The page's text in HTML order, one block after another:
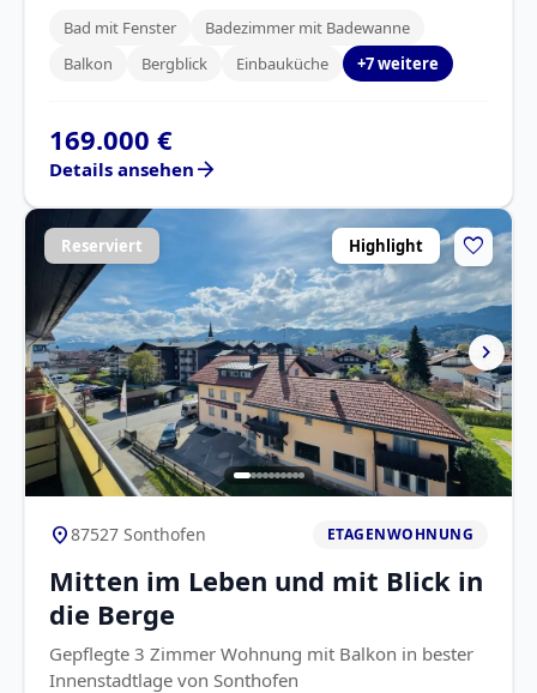
Bad mit Fenster
Badezimmer mit Badewanne
Balkon
Bergblick Einbauküche +7 weitere
169.000 €
Details ansehen arrow_forward
chevron_right
Reserviert favorite
Highlight
location_on87527 Sonthofen ETAGENWOHNUNG
Mitten im Leben und mit Blick in
die Berge
Gepflegte 3 Zimmer Wohnung mit Balkon in bester
Innenstadtlage von Sonthofen